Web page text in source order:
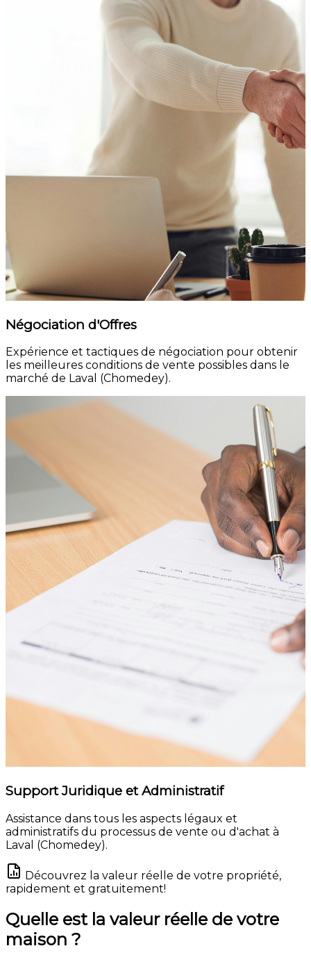
Négociation d'Offres
Expérience et tactiques de négociation pour obtenir
les meilleures conditions de vente possibles dans le
marché de Laval (Chomedey).
Support Juridique et Administratif
Assistance dans tous les aspects légaux et
administratifs du processus de vente ou d'achat à
Laval (Chomedey).
Découvrez la valeur réelle de votre propriété,
rapidement et gratuitement!
Quelle est la valeur réelle de votre
maison ?